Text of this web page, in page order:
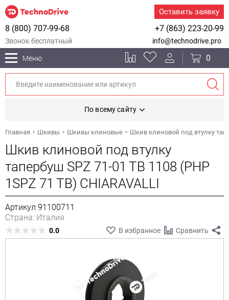
Оставить заявку
+7 (863) 223-20-99
8 (800) 707-99-68
Звонок бесплатный info@technodrive.pro
Меню 0
По всему сайту
Главная Шкивы Шкивы клиновые Шкив клиновой под втулку
Шкив клиновой под втулку
тапербуш SPZ 71-01 TB 1108 (PHP
1SPZ 71 TB) CHIARAVALLI
Артикул 91100711
Страна: Италия
0.0 В избранное Сравнить